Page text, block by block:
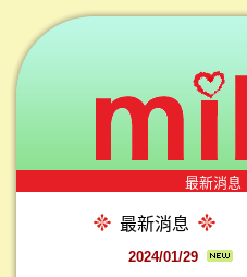
最新消息
最新消息
2024/01/29